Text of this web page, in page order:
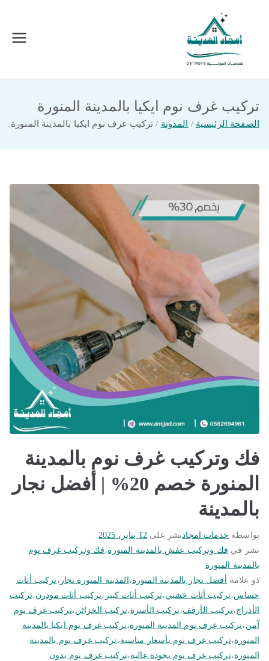
المحتوى
امجاد المدينة للخدمات المنزلية
تركيب غرف نوم ايكيا بالمدينة المنورة
الصفحة الرئيسية المدونة تركيب غرف نوم ايكيا بالمدينة المنورة
فك وتركيب غرف نوم بالمدينة
المنورة خصم 20% | أفضل نجار
بالمدينة
بواسطة خدمات امجادنشر على 12 يناير، 2025
نشر في فك وتركيب عفش بالمدينة المنورة،فك وتركيب غرف نوم
بالمدينة المنورة
ذو علامة
أفضل نجار بالمدينة المنورة، المدينة المنورة نجار ،تركيب أثاث
حساس،تركيب أثاث خشبي،تركيب أثاث كبير ،تركيب أثاث مودرن،تركيب
الأدراج،تركيب الأرفف،تركيب الأسرة،تركيب الخزائن،تركيب غرف نوم
آمن ،تركيب غرف نوم المدينة المنورة،تركيب غرف نوم ايكيا بالمدينة
المنورة،تركيب غرف نوم بأسعار مناسبة،تركيب غرف نوم بالمدينة
المنورة،تركيب غرف نوم بجودة عالية،تركيب غرف نوم بدون